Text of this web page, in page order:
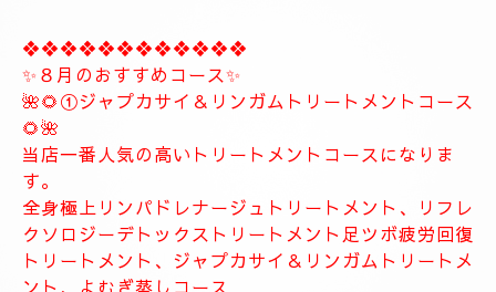
トリートメント致します
リフレクソロジーデトックストリートメント足ツボ疲
労回復トリートメント長めに致します、よむぎ蒸しト
リートメント致します。
とにかくお体がだるい方は是非おすすめ致します。
お体が軽くなり、とても癒されます。
精神的にお疲れの方におすすめ致します。
１２０分⇒¥30000⇒¥27000
１５０分⇒¥35000⇒¥33000
❖❖❖❖❖❖❖